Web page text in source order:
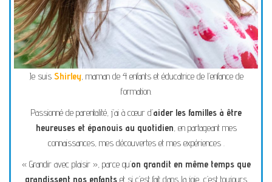
Je suis Shirley, maman de 4 enfants et éducatrice de l’enfance de
formation.
Passionné de parentalité, j’ai à cœur d’aider les familles à être
heureuses et épanouis au quotidien, en partageant mes
connaissances, mes découvertes et mes expériences .
« Grandir avec plaisir », parce qu’on grandit en même temps que
grandissent nos enfants et si c’est fait dans la joie, c’est toujours